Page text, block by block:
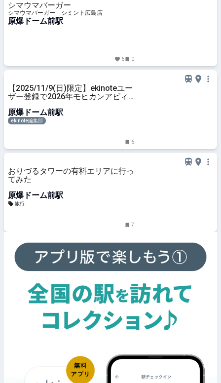
シマウマバーガー
シマウマバーガー シミント広島店
原爆ドーム前駅
6 0
【2025/11/9(日)限定】ekinoteユー
ザー登録で2026年モヒカンアビィ
原爆ドーム前駅
ekinote編集部
6
おりづるタワーの有料エリアに行っ
てみた
原爆ドーム前駅
旅行
7